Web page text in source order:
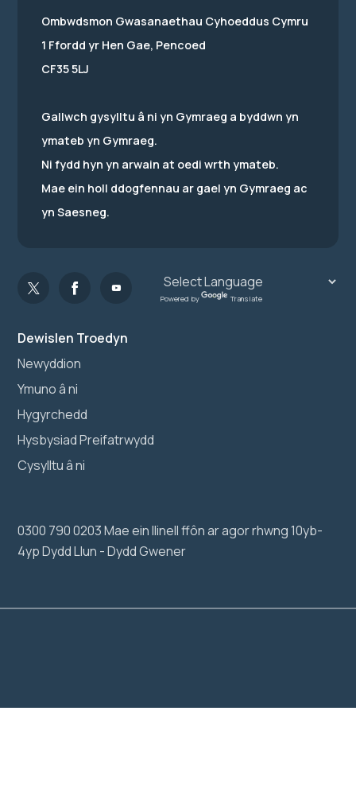
Dewislen Troedyn
Newyddion
Ymuno â ni
Hygyrchedd
Hysbysiad Preifatrwydd
Cysylltu â ni
0300 790 0203 Mae ein llinell ffôn ar agor rhwng 10yb-
4yp Dydd Llun - Dydd Gwener
Ombwdsmon Gwasanaethau Cyhoeddus Cymru
1 Ffordd yr Hen Gae, Pencoed
CF35 5LJ
Gallwch gysylltu â ni yn Gymraeg a byddwn yn
ymateb yn Gymraeg.
Ni fydd hyn yn arwain at oedi wrth ymateb.
Mae ein holl ddogfennau ar gael yn Gymraeg ac
yn Saesneg.
Powered by Translate